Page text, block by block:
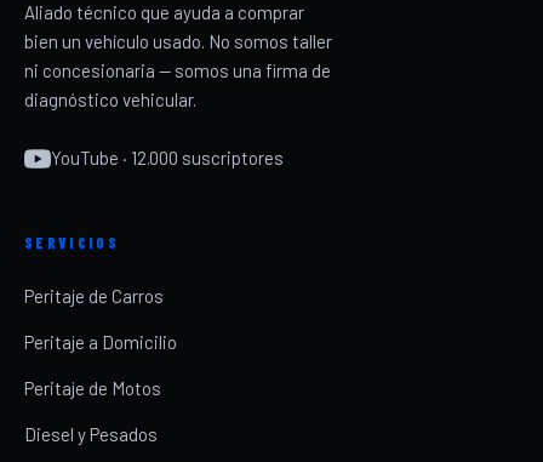
Aliado técnico que ayuda a comprar
bien un vehículo usado. No somos taller
ni concesionaria — somos una firma de
diagnóstico vehicular.
YouTube · 12.000 suscriptores
SERVICIOS
Peritaje de Carros
Peritaje a Domicilio
Peritaje de Motos
Diesel y Pesados